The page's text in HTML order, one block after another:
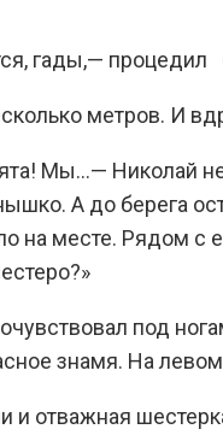
гады,—
метров. И
Мы…— Николай
А до берега
на месте. Рядом с
под
знамя. На
и отважная